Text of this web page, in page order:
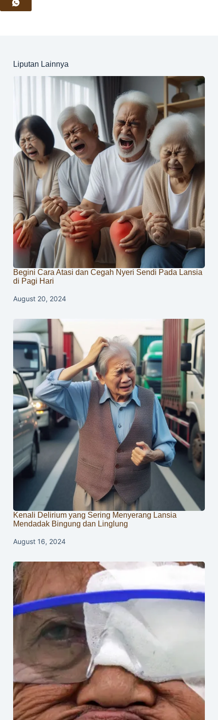
Liputan Lainnya
Begini Cara Atasi dan Cegah Nyeri Sendi Pada Lansia
di Pagi Hari
August 20, 2024
Kenali Delirium yang Sering Menyerang Lansia
Mendadak Bingung dan Linglung
August 16, 2024